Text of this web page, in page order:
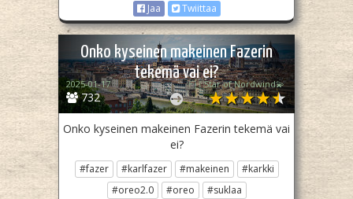
Jaa
Twiittaa
Onko kyseinen makeinen Fazerin
tekemä vai ei?
732
2025-01-17 🇫🇮Star of Nordwind💫
Onko kyseinen makeinen Fazerin tekemä vai
ei?
#fazer #karlfazer #makeinen
#karkki
#oreo2.0
#oreo
#suklaa